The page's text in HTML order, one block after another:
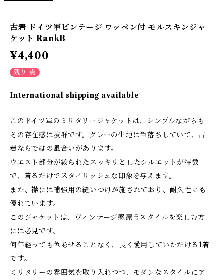
古着 ドイツ軍ビンテージ ワッペン付 モルスキンジャ
ケット RankB
¥4,400
残り1点
International shipping available
このドイツ軍のミリタリージャケットは、シンプルながらも
その存在感は抜群です。グレーの生地は色落ちしていて、古
着ならではの風合いがあります。
ウエスト部分が絞られたスッキリとしたシルエットが特徴
で、着るだけでスタイリッシュな印象を与えます。
また、襟には補強用の縫いつけが施されており、耐久性にも
優れています。
このジャケットは、ヴィンテージ感漂うスタイルを楽しむ方
には必見です。
何年経っても色あせることなく、長く愛用していただける1着
です。
ミリタリーの雰囲気を取り入れつつ、モダンなスタイルにア